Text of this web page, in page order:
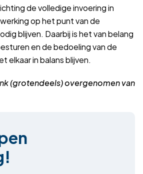
de volledige invoering in
op het punt van de
blijven. Daarbij is het van belang
en de bedoeling van de
elkaar in balans blijven.
(grotendeels) overgenomen van